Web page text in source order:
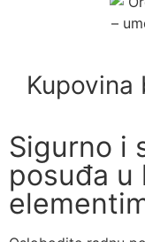
Kupovina
Sigurno i
posuđa u